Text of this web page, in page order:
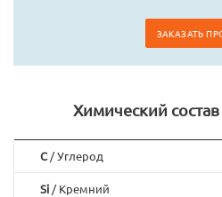
ЗАКАЗАТЬ
Химический
C/ Углерод
Si / Кремний